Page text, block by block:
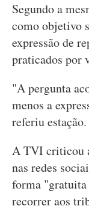
Segundo a
como objetivo
expressão de
praticados por
"A pergunta
menos a
referiu estação.
A TVI criticou
nas redes
forma
recorrer aos